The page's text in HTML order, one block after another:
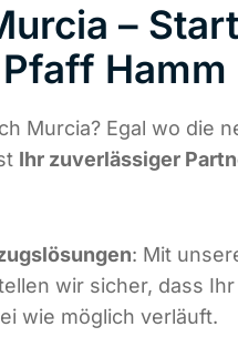
–
Hamm
Murcia? Egal wo die
Ihr zuverlässiger
: Mit
wir sicher, dass
wie möglich verläuft.